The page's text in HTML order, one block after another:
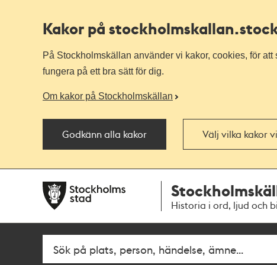
Kakor på stockholmskallan
På Stockholmskällan använder vi kakor, cookies, för
fungera på ett bra sätt för dig.
Om kakor på Stockholmskällan
Godkänn alla kakor Välj vilka kakor
navigationen
huvudinnehållet
Historia i ord, ljud och
Fritextsök